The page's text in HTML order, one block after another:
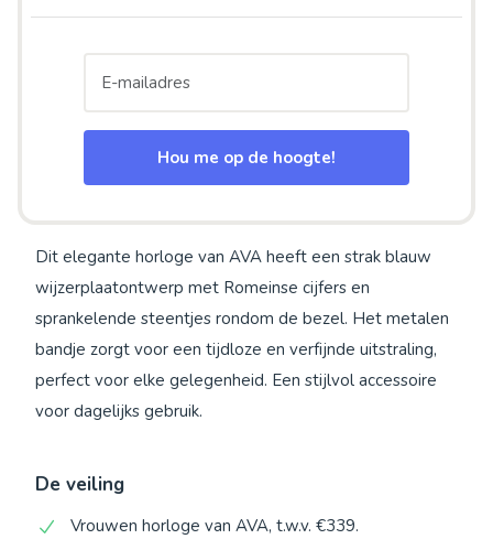
Hou me op de hoogte!
Dit elegante horloge van AVA heeft een strak blauw
wijzerplaatontwerp met Romeinse cijfers en
sprankelende steentjes rondom de bezel. Het metalen
bandje zorgt voor een tijdloze en verfijnde uitstraling,
perfect voor elke gelegenheid. Een stijlvol accessoire
voor dagelijks gebruik.
De veiling
Vrouwen horloge van AVA, t.w.v. €339.